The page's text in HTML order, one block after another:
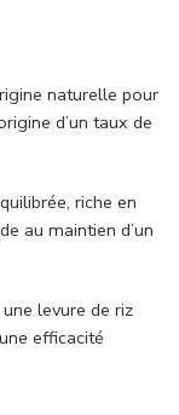
naturelle pour
d’un taux de
riche en
au maintien d’un
levure de riz
efficacité